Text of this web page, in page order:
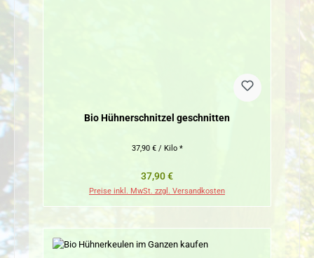
Bio Hühnerschnitzel geschnitten
37,90 € / Kilo *
Regulärer Preis:
37,90 €
Preise inkl. MwSt. zzgl. Versandkosten